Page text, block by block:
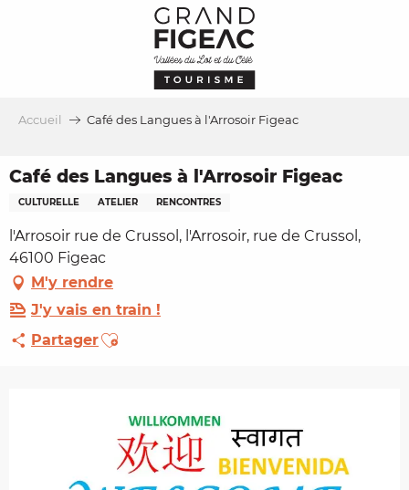
Accueil Café des Langues à l'Arrosoir Figeac
Café des Langues à l'Arrosoir Figeac
CULTURELLE ATELIER RENCONTRES
l'Arrosoir rue de Crussol, l'Arrosoir, rue de Crussol,
46100 Figeac
M'y rendre
J'y vais en train !
PartagerAjouter aux favoris